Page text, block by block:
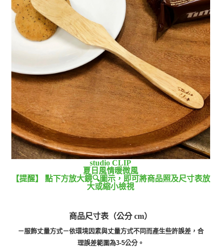
studio CLIP
夏日風情暖微風
【提醒】 點下方放大鏡🔍圖示，即可將商品照及尺寸表放
大或縮小檢視
商品尺寸表（公分 cm）
－服飾丈量方式－依環境因素與丈量方式不同而產生些許誤差，合
理誤差範圍為3-5公分。